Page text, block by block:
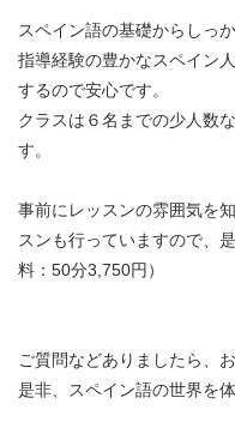
スペイン語の基礎からしっ
指導経験の豊かなスペイン
するので安心です。
クラスは６名までの少人数
す。
事前にレッスンの雰囲気を
スンも行っていますので、
料：50分3,750円）
ご質問などありましたら、
是非、スペイン語の世界を